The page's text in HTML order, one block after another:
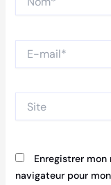
mail*
Enregistrer
navigateur pour